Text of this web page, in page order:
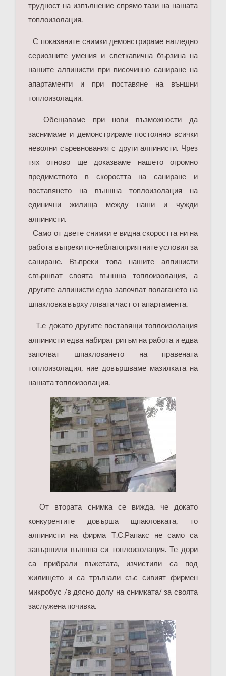
трудност на изпълнение спрямо тази на нашата
топлоизолация.
С показаните снимки демонстрираме нагледно
сериозните умения и светкавична бързина на
нашите алпинисти при височинно саниране на
апартаменти и при поставяне на външни
топлоизолации.
Обещаваме при нови възможности да
заснимаме и демонстрираме постоянно всички
неволни съревнования с други алпинисти. Чрез
тях отново ще доказваме нашето огромно
предимството в скоростта на саниране и
поставянето на външна топлоизолация на
единични жилища между наши и чужди
алпинисти.
Само от двете снимки е видна скоростта ни на
работа въпреки по-неблагоприятните условия за
саниране. Въпреки това нашите алпинисти
свършват своята външна топлоизолация, а
другите алпинисти едва започват полагането на
шпакловка върху лявата част от апартамента.
Т.е докато другите поставящи топлоизолация
алпинисти едва набират ритъм на работа и едва
започват шпакловането на правената
топлоизолация, ние довършваме мазилката на
нашата топлоизолация.
От втората снимка се вижда, че докато
конкурентите довърша щпакловката, то
алпинисти на фирма Т.С.Рапакс не само са
завършили външна си топлоизолация. Те дори
са прибрали въжетата, изчистили са под
жилището и са тръгнали със сивият фирмен
микробус /в дясно долу на снимката/ за своята
заслужена почивка.